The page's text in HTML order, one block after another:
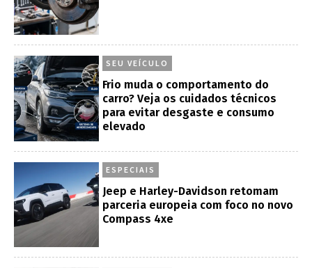
SEU VEÍCULO
Frio muda o comportamento do
carro? Veja os cuidados técnicos
para evitar desgaste e consumo
elevado
ESPECIAIS
Jeep e Harley-Davidson retomam
parceria europeia com foco no novo
Compass 4xe